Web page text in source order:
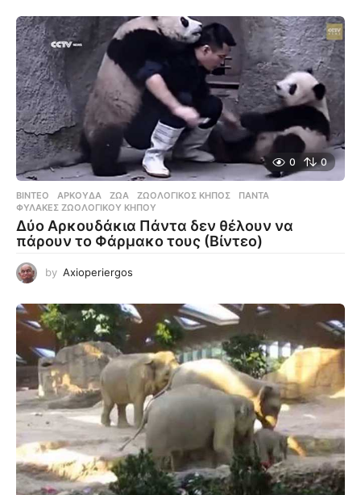
0 0
ΒΊΝΤΕΟ ΑΡΚΟΎΔΑ ,ΖΏΑ ,ΖΩΟΛΟΓΙΚΌΣ ΚΉΠΟΣ ,ΠΆΝΤΑ
ΦΎΛΑΚΕΣ ΖΩΟΛΟΓΙΚΟΎ ΚΉΠΟΥ
Δύο Αρκουδάκια Πάντα δεν θέλουν να
πάρουν το Φάρμακο τους (Βίντεο)
by Axioperiergos